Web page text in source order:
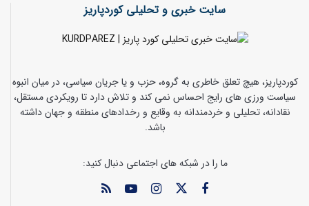
سایت خبری و تحلیلی کوردپاریز
کوردپاریز، هیچ تعلق خاطری به گروه، حزب و یا جریان سیاسی، در میان انبوه
سیاست ورزی های رایج احساس نمی کند و تلاش دارد تا رویکردی مستقل،
نقادانه، تحلیلی و خردمندانه به وقایع و رخدادهای منطقه و جهان داشته
باشد.
ما را در شبکه های اجتماعی دنبال کنید: